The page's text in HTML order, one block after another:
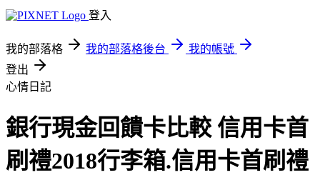
登入
我的部落格 我的部落格後台
我的帳號
登出
心情日記
銀行現金回饋卡比較 信用卡首
刷禮2018行李箱.信用卡首刷禮